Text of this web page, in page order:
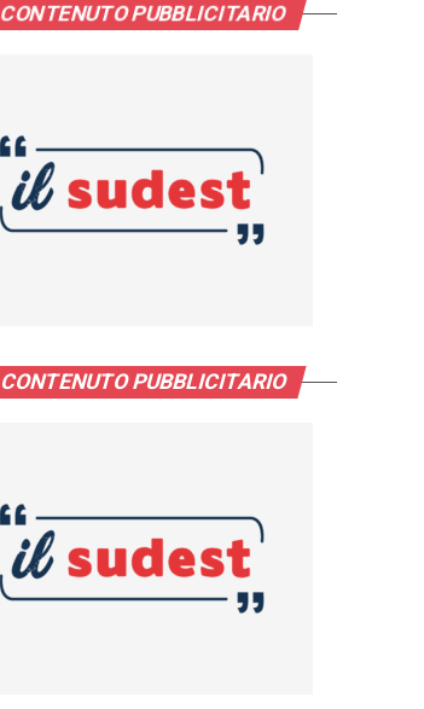
CONTENUTO PUBBLICITARIO
CONTENUTO PUBBLICITARIO